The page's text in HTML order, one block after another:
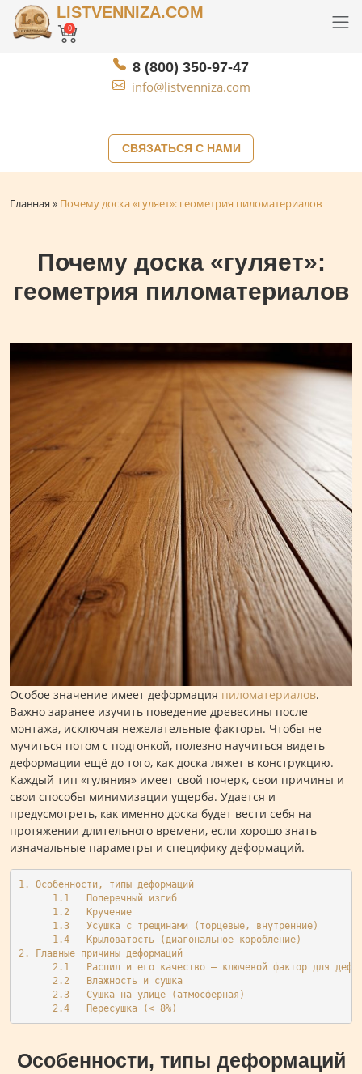
СВЯЗАТЬСЯ С НАМИ
LISTVENNIZA.COM
0
8 (800) 350-97-47
info@listvenniza.com
Главная » Почему доска «гуляет»: геометрия пиломатериалов
Почему доска «гуляет»:
геометрия пиломатериалов
Особое значение имеет деформация пиломатериалов.
Важно заранее изучить поведение древесины после
монтажа, исключая нежелательные факторы. Чтобы не
мучиться потом с подгонкой, полезно научиться видеть
деформации ещё до того, как доска ляжет в конструкцию.
Каждый тип «гуляния» имеет свой почерк, свои причины и
свои способы минимизации ущерба. Удается и
предусмотреть, как именно доска будет вести себя на
протяжении длительного времени, если хорошо знать
изначальные параметры и специфику деформаций.
1. Особенности, типы деформаций
      1.1   Поперечный изгиб
      1.2   Кручение
      1.3   Усушка с трещинами (торцевые, внутренние)
      1.4   Крыловатость (диагональное коробление)
2. Главные причины деформаций
2.1   Распил и его качество – ключевой фактор для
      2.2   Влажность и сушка
      2.3   Сушка на улице (атмосферная)
      2.4   Пересушка (< 8%)
Особенности, типы деформаций